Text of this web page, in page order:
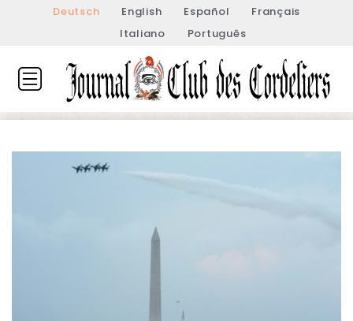
Deutsch English Español
Français
Italiano
Português